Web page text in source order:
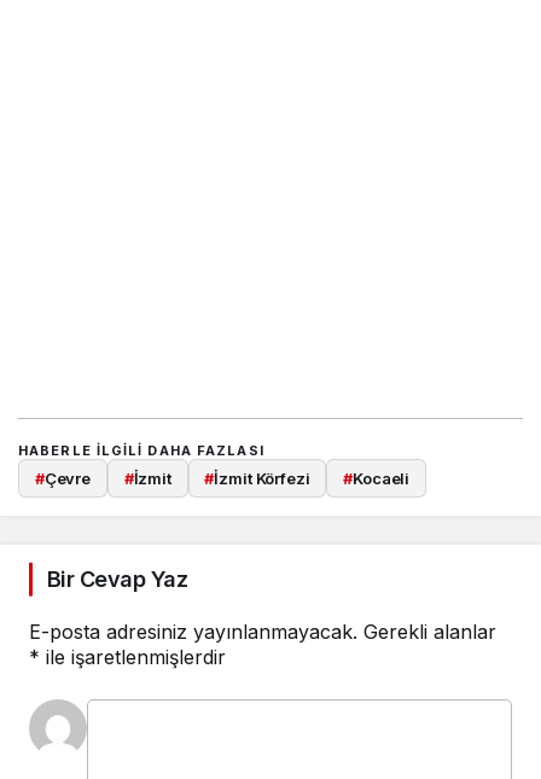
HABERLE ILGILI DAHA FAZLASI
#Çevre #İzmit #İzmit Körfezi #Kocaeli
Bir Cevap Yaz
E-posta adresiniz yayınlanmayacak. Gerekli alanlar
* ile işaretlenmişlerdir